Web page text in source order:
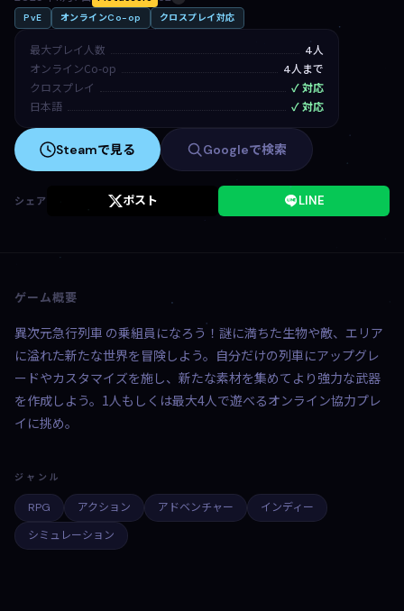
PvE
オンラインCo-op クロスプレイ対応
最大プレイ人数 4人
オンラインCo-op 4人まで
クロスプレイ ✓ 対応
日本語 ✓ 対応
Steamで見る Googleで検索
シェア ポスト LINE
ゲーム概要
異次元急行列車 の乗組員になろう！謎に満ちた生物や敵、エリア
に溢れた新たな世界を冒険しよう。自分だけの列車にアップグレ
ードやカスタマイズを施し、新たな素材を集めてより強力な武器
を作成しよう。1人もしくは最大4人で遊べるオンライン協力プレ
イに挑め。
ジャンル
RPG アクション アドベンチャー
インディー
シミュレーション